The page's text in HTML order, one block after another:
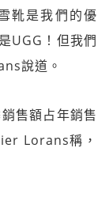
靴是我們的優
UGG！但我們
說道。
售額占年銷售
Lorans稱，